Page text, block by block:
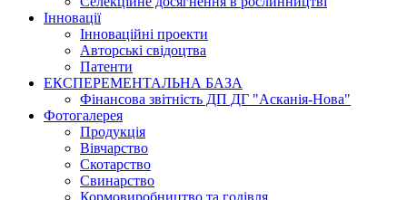
Інновації
Інноваційні проекти
Авторські свідоцтва
Патенти
ЕКСПЕРЕМЕНТАЛЬНА БАЗА
Фінансова звітність ДП ДГ "Асканія-Нова"
Фотогалерея
Продукція
Вівчарство
Скотарство
Свинарство
Кормовиробництво та годівля